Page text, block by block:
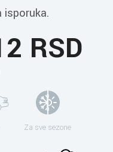
isporuka.
RSD
Za sve sezone